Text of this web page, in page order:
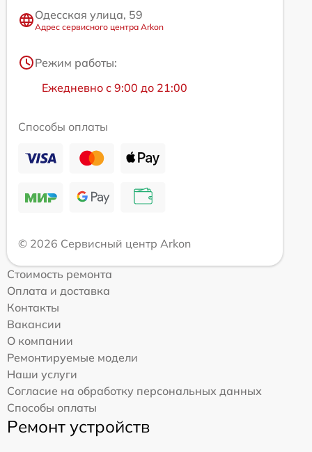
Одесская улица, 59
Адрес сервисного центра Arkon
Режим работы:
Ежедневно с 9:00 до 21:00
Способы оплаты
© 2026 Сервисный центр Arkon
Стоимость ремонта
Оплата и доставка
Контакты
Вакансии
О компании
Ремонтируемые модели
Наши услуги
Согласие на обработку персональных данных
Способы оплаты
Ремонт устройств